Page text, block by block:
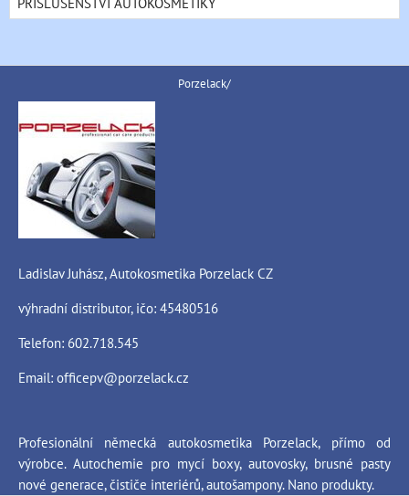
Porzelack/
Ladislav Juhász, Autokosmetika Porzelack CZ
výhradní distributor, ičo: 45480516
Telefon: 602.718.545
Email: officepv@porzelack.cz
Profesionální německá autokosmetika Porzelack, přímo od
výrobce. Autochemie pro mycí boxy, autovosky, brusné pasty
nové generace, čističe interiérů, autošampony. Nano produkty.